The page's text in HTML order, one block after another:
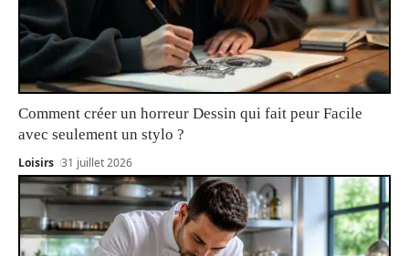
Comment créer un horreur Dessin qui fait peur Facile
avec seulement un stylo ?
Loisirs 31 juillet 2026